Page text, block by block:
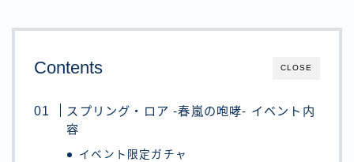
CLOSE
Contents
スプリング・ロア -春嵐の咆哮- イベント内
容
イベント限定ガチャ